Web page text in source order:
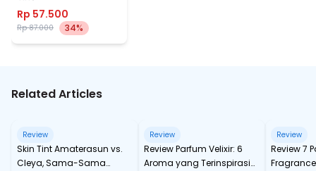
Rp 57.500
Rp 87.000 34%
Related Articles
Review
Skin Tint Amaterasun vs.
Cleya, Sama-Sama
Review
Review Parfum Velixir: 6
Aroma yang Terinspirasi
Review
Review 7